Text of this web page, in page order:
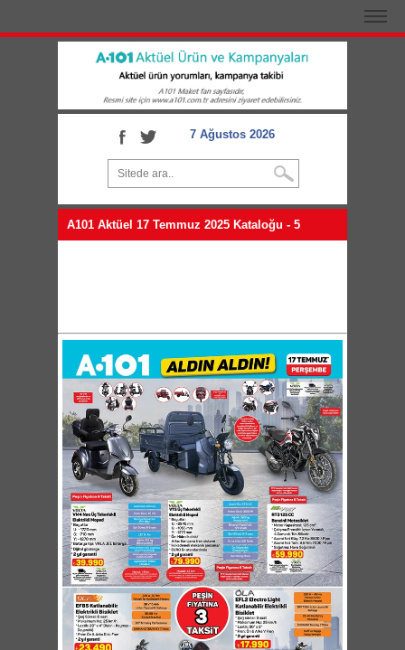
7 Ağustos 2026
A101 Aktüel 17 Temmuz 2025 Kataloğu - 5